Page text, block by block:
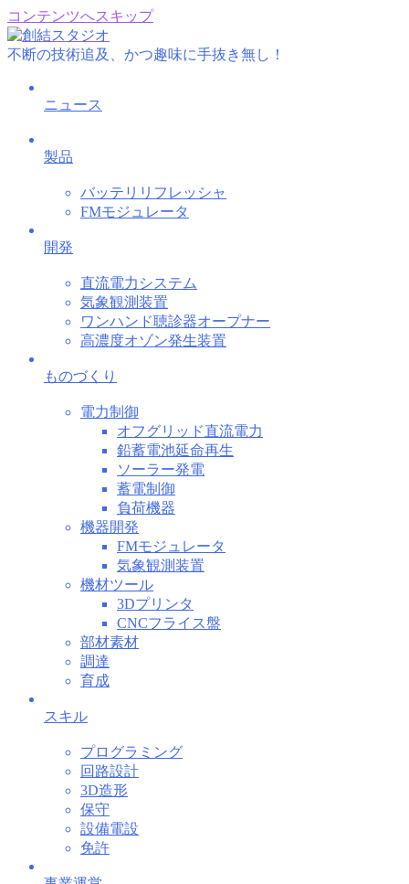
コンテンツへスキップ
不断の技術追及、かつ趣味に手抜き無し！
ニュース
製品
バッテリリフレッシャ
FMモジュレータ
開発
直流電力システム
気象観測装置
ワンハンド聴診器オープナー
高濃度オゾン発生装置
ものづくり
電力制御
オフグリッド直流電力
鉛蓄電池延命再生
ソーラー発電
蓄電制御
負荷機器
機器開発
FMモジュレータ
気象観測装置
機材ツール
3Dプリンタ
CNCフライス盤
部材素材
調達
育成
スキル
プログラミング
回路設計
3D造形
保守
設備電設
免許